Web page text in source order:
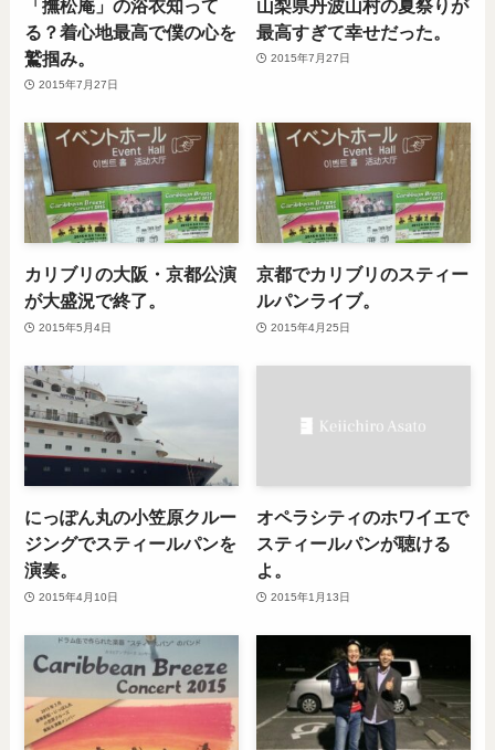
「撫松庵」の浴衣知って
る？着心地最高で僕の心を
鷲掴み。
2015年7月27日
山梨県丹波山村の夏祭りが
最高すぎて幸せだった。
2015年7月27日
カリブリの大阪・京都公演
が大盛況で終了。
2015年5月4日
京都でカリブリのスティー
ルパンライブ。
2015年4月25日
にっぽん丸の小笠原クルー
ジングでスティールパンを
演奏。
2015年4月10日
オペラシティのホワイエで
スティールパンが聴ける
よ。
2015年1月13日